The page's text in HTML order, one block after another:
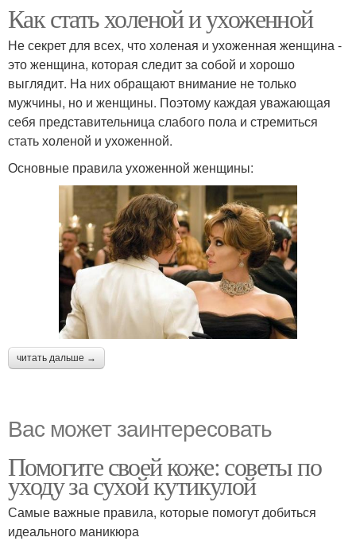
Как стать холеной и ухоженной
Не секрет для всех, что холеная и ухоженная женщина -
это женщина, которая следит за собой и хорошо
выглядит. На них обращают внимание не только
мужчины, но и женщины. Поэтому каждая уважающая
себя представительница слабого пола и стремиться
стать холеной и ухоженной.
Основные правила ухоженной женщины:
читать дальше →
Вас может заинтересовать
Помогите своей коже: советы по
уходу за сухой кутикулой
Самые важные правила, которые помогут добиться
идеального маникюра